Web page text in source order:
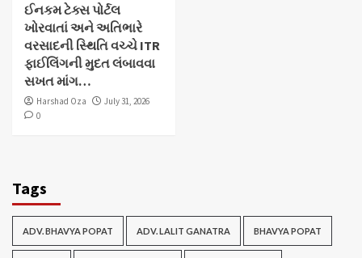
ઈનકમ ટેક્સ પોર્ટલ
ખોરવાતાં અને અતિભારે
વરસાદની સ્થિતિ વચ્ચે ITR
ફાઈલિંગની મુદત લંબાવવા
સખત માંગ…
Harshad Oza
July 31, 2026
0
Tags
ADV. BHAVYA POPAT ADV. LALIT GANATRA BHAVYA POPAT